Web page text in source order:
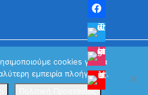
Reserved 2026
Δεδομένων
cookies για να
εμπειρία πλοήγησης.
Πολιτική Προστασίας